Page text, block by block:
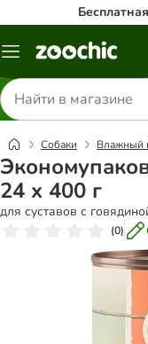
Каталог
Поиск
товаров
Собаки Влажный
24 x 400 г
для суставов с
(0)